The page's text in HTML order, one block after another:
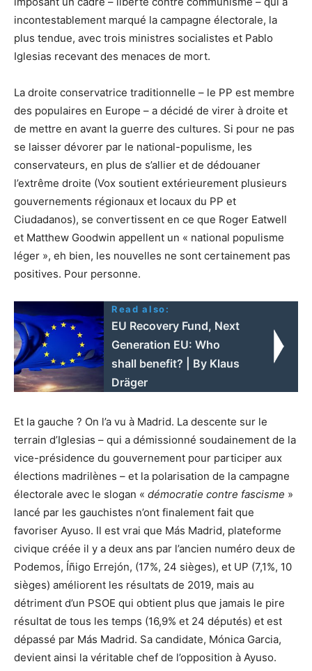
incontestablement marqué la campagne électorale, la
plus tendue, avec trois ministres socialistes et Pablo
Iglesias recevant des menaces de mort.
La droite conservatrice traditionnelle – le PP est membre
des populaires en Europe – a décidé de virer à droite et
de mettre en avant la guerre des cultures. Si pour ne pas
se laisser dévorer par le national-populisme, les
conservateurs, en plus de s’allier et de dédouaner
l’extrême droite (Vox soutient extérieurement plusieurs
gouvernements régionaux et locaux du PP et
Ciudadanos), se convertissent en ce que Roger Eatwell
et Matthew Goodwin appellent un « national populisme
léger », eh bien, les nouvelles ne sont certainement pas
positives. Pour personne.
Read also:
EU Recovery Fund, Next
Generation EU: Who
shall benefit? | By Klaus
Dräger
Et la gauche ? On l’a vu à Madrid. La descente sur le
terrain d’Iglesias – qui a démissionné soudainement de la
vice-présidence du gouvernement pour participer aux
élections madrilènes – et la polarisation de la campagne
électorale avec le slogan « démocratie contre fascisme »
lancé par les gauchistes n’ont finalement fait que
favoriser Ayuso. Il est vrai que Más Madrid, plateforme
civique créée il y a deux ans par l’ancien numéro deux de
Podemos, Íñigo Errejón, (17%, 24 sièges), et UP (7,1%, 10
sièges) améliorent les résultats de 2019, mais au
détriment d’un PSOE qui obtient plus que jamais le pire
résultat de tous les temps (16,9% et 24 députés) et est
dépassé par Más Madrid. Sa candidate, Mónica Garcia,
devient ainsi la véritable chef de l’opposition à Ayuso.